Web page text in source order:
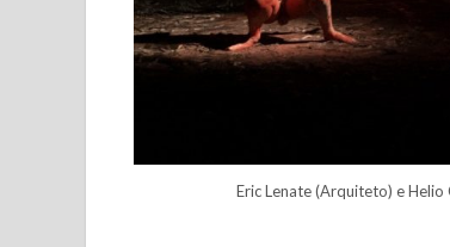
Eric Lenate (Arquiteto) e